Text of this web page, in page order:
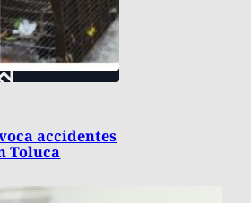
accidentes
Toluca